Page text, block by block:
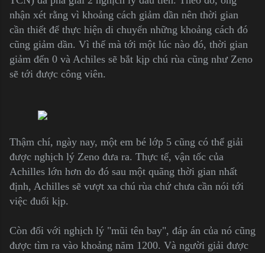
nhận xét rằng vì khoảng cách giảm dần nên thời gian
cần thiết để thực hiện di chuyển những khoảng cách đó
cũng giảm dần. Vì thế mà tới một lúc nào đó, thời gian
giảm đến 0 và Achiles sẽ bắt kịp chú rùa cũng như Zeno
sẽ tới được công viên.
Thậm chí, ngày nay, một em bé lớp 5 cũng có thể giải
được nghịch lý Zeno đưa ra. Thực tế, vận tốc của
Achilles lớn hơn do đó sau một quãng thời gian nhất
định, Achilles sẽ vượt xa chú rùa chứ chưa cần nói tới
việc đuổi kịp.
Còn đối với nghịch lý "mũi tên bay", đáp án của nó cũng
được tìm ra vào khoảng năm 1200. Và người giải được